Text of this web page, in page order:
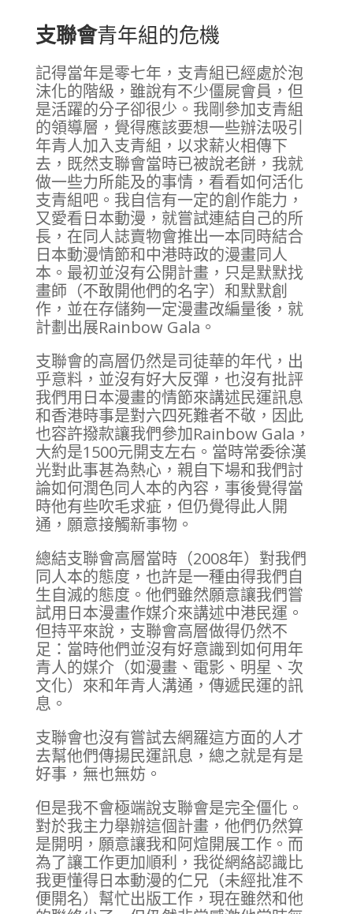
支聯會青年組的危機
記得當年是零七年，支青組已經處於泡
沫化的階級，雖說有不少僵屍會員，但
是活躍的分子卻很少。我剛參加支青組
的領導層，覺得應該要想一些辦法吸引
年青人加入支青組，以求薪火相傳下
去，既然支聯會當時已被說老餅，我就
做一些力所能及的事情，看看如何活化
支青組吧。我自信有一定的創作能力，
又愛看日本動漫，就嘗試連結自己的所
長，在同人誌賣物會推出一本同時結合
日本動漫情節和中港時政的漫畫同人
本。最初並沒有公開計畫，只是默默找
畫師（不敢開他們的名字）和默默創
作，並在存儲夠一定漫畫改編量後，就
計劃出展Rainbow Gala。
支聯會的高層仍然是司徒華的年代，出
乎意料，並沒有好大反彈，也沒有批評
我們用日本漫畫的情節來講述民運訊息
和香港時事是對六四死難者不敬，因此
也容許撥款讓我們參加Rainbow Gala，
大約是1500元開支左右。當時常委徐漢
光對此事甚為熱心，親自下場和我們討
論如何潤色同人本的內容，事後覺得當
時他有些吹毛求疵，但仍覺得此人開
通，願意接觸新事物。
總結支聯會高層當時（2008年）對我們
同人本的態度，也許是一種由得我們自
生自滅的態度。他們雖然願意讓我們嘗
試用日本漫畫作媒介來講述中港民運。
但持平來說，支聯會高層做得仍然不
足：當時他們並沒有好意識到如何用年
青人的媒介（如漫畫、電影、明星、次
文化）來和年青人溝通，傳遞民運的訊
息。
支聯會也沒有嘗試去網羅這方面的人才
去幫他們傳揚民運訊息，總之就是有是
好事，無也無妨。
但是我不會極端說支聯會是完全僵化。
對於我主力舉辦這個計畫，他們仍然算
是開明，願意讓我和阿煊開展工作。而
為了讓工作更加順利，我從網絡認識比
我更懂得日本動漫的仁兄（未經批准不
便開名）幫忙出版工作，現在雖然和他